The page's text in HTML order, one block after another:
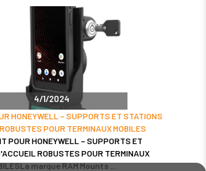
4/1/2024
HONEYWELL – SUPPORTS ET STATIONS
POUR TERMINAUX MOBILES
POUR HONEYWELL – SUPPORTS ET
ROBUSTES POUR TERMINAUX
marque RAM Mounts